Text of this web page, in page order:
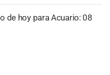
de hoy para Acuario: 08